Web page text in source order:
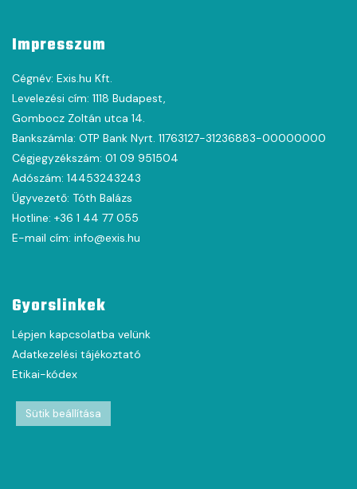
Impresszum
Cégnév: Exis.hu Kft.
Levelezési cím: 1118 Budapest,
Gombocz Zoltán utca 14.
Bankszámla: OTP Bank Nyrt. 11763127-31236883-00000000
Cégjegyzékszám: 01 09 951504
Adószám: 14453243243
Ügyvezető: Tóth Balázs
Hotline: +36 1 44 77 055
E-mail cím: info@exis.hu
Gyorslinkek
Lépjen kapcsolatba velünk
Adatkezelési tájékoztató
Etikai-kódex
Sütik beállítása